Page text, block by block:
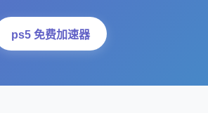
ps5 免费加速器